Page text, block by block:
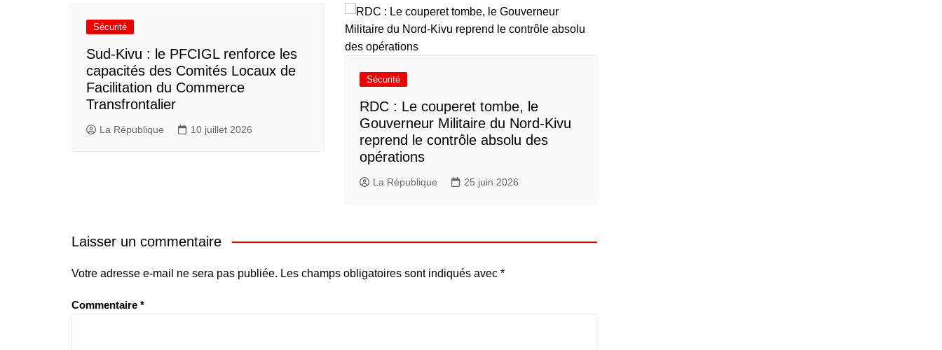
Sécurité
Sud-Kivu : le PFCIGL renforce les
capacités des Comités Locaux de
Facilitation du Commerce
Transfrontalier
La République 10 juillet 2026
Sécurité
RDC : Le couperet tombe, le
Gouverneur Militaire du Nord-Kivu
reprend le contrôle absolu des
opérations
La République 25 juin 2026
Laisser un commentaire
Votre adresse e-mail ne sera pas publiée. Les champs obligatoires sont indiqués avec *
Commentaire *